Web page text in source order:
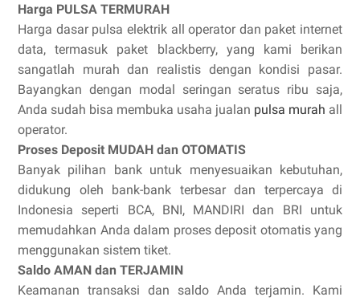
Harga PULSA TERMURAH
Harga dasar pulsa elektrik all operator dan paket internet
data, termasuk paket blackberry, yang kami berikan
sangatlah murah dan realistis dengan kondisi pasar.
Bayangkan dengan modal seringan seratus ribu saja,
Anda sudah bisa membuka usaha jualan pulsa murah all
operator.
Proses Deposit MUDAH dan OTOMATIS
Banyak pilihan bank untuk menyesuaikan kebutuhan,
didukung oleh bank-bank terbesar dan terpercaya di
Indonesia seperti BCA, BNI, MANDIRI dan BRI untuk
memudahkan Anda dalam proses deposit otomatis yang
menggunakan sistem tiket.
Saldo AMAN dan TERJAMIN
Keamanan transaksi dan saldo Anda terjamin. Kami